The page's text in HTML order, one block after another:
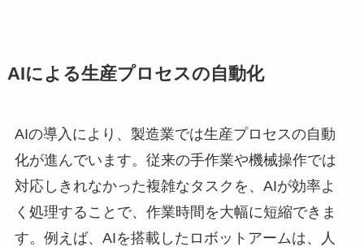
AIによる生産プロセスの自動化
AIの導入により、製造業では生産プロセスの自動
化が進んでいます。従来の手作業や機械操作では
対応しきれなかった複雑なタスクを、AIが効率よ
く処理することで、作業時間を大幅に短縮できま
す。例えば、AIを搭載したロボットアームは、人